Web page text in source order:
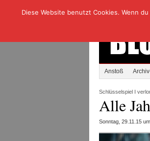
Anstoß
Schlüsselspiel I
Alle
Sonntag, 29.11.15
Diese Website benutzt Cookies. Wenn